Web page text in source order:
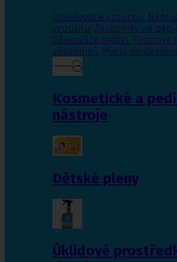
Osvěžovače vzduchu,
vzduchu, Zásobníky na
Dávkováče mýdel, Papírové
zásobníků, Mýdla do
Kosmetické a
nástroje
Dětské pleny
Úklidové